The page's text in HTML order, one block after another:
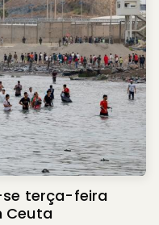
se terça-feira
Ceuta